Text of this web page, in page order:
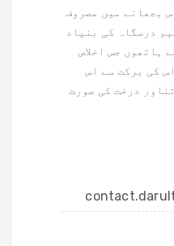
بجھانے میں مصروف
عظیم درسگاہ کی بنیاد
ہاتھوں جس اخلاص
کی برکت سے اس
درخت کی صورت